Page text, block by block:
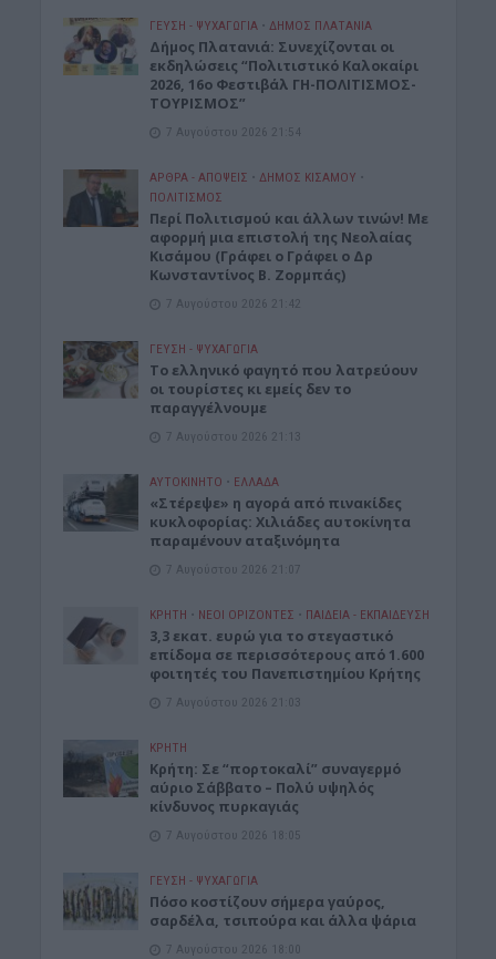
ΓΕΎΣΗ - ΨΥΧΑΓΩΓΊΑ • ΔΉΜΟΣ ΠΛΑΤΑΝΙΆ
Δήμος Πλατανιά: Συνεχίζονται οι
εκδηλώσεις “Πολιτιστικό Καλοκαίρι
2026, 16ο Φεστιβάλ ΓΗ-ΠΟΛΙΤΙΣΜΟΣ-
ΤΟΥΡΙΣΜΟΣ”
7 Αυγούστου 2026 21:54
ΑΡΘΡΑ - ΑΠΟΨΕΙΣ • ΔΉΜΟΣ ΚΙΣΆΜΟΥ •
ΠΟΛΙΤΙΣΜΟΣ
Περί Πολιτισμού και άλλων τινών! Mε
αφορμή μια επιστολή της Νεολαίας
Κισάμου (Γράφει ο Γράφει ο Δρ
Κωνσταντίνος Β. Ζορμπάς)
7 Αυγούστου 2026 21:42
ΓΕΎΣΗ - ΨΥΧΑΓΩΓΊΑ
Το ελληνικό φαγητό που λατρεύουν
οι τουρίστες κι εμείς δεν το
παραγγέλνουμε
7 Αυγούστου 2026 21:13
ΑΥΤΟΚΙΝΗΤΟ • ΕΛΛΑΔΑ
«Στέρεψε» η αγορά από πινακίδες
κυκλοφορίας: Χιλιάδες αυτοκίνητα
παραμένουν αταξινόμητα
7 Αυγούστου 2026 21:07
ΚΡΗΤΗ • ΝΕΟΙ ΟΡΙΖΟΝΤΕΣ • ΠΑΙΔΕΙΑ - ΕΚΠΑΙΔΕΥΣΗ
3,3 εκατ. ευρώ για το στεγαστικό
επίδομα σε περισσότερους από 1.600
φοιτητές του Πανεπιστημίου Κρήτης
7 Αυγούστου 2026 21:03
ΚΡΗΤΗ
Κρήτη: Σε “πορτοκαλί” συναγερμό
αύριο Σάββατο – Πολύ υψηλός
κίνδυνος πυρκαγιάς
7 Αυγούστου 2026 18:05
ΓΕΎΣΗ - ΨΥΧΑΓΩΓΊΑ
Πόσο κοστίζουν σήμερα γαύρος,
σαρδέλα, τσιπούρα και άλλα ψάρια
7 Αυγούστου 2026 18:00